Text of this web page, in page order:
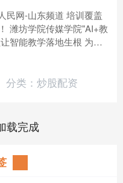
民网-山东频道 培训覆盖
潍坊学院传媒学院"AI+教
智能教学落地生根 为积
育数字化战略行动，7月
分类： 炒股配资
载完成